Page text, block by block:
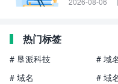
热门标签
# 垦派科技 # 域
# 域名
# 域